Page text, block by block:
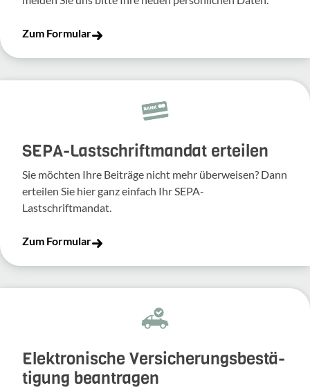
Zum Formular
SEPA-Lastschriftmandat erteilen
Sie möchten Ihre Beiträge nicht mehr überweisen? Dann
erteilen Sie hier ganz einfach Ihr SEPA-
Lastschriftmandat.
Zum Formular
Elek­tro­ni­sche Versi­che­rungs­be­stä­
ti­gung bean­tragen